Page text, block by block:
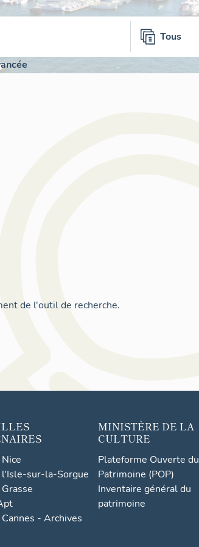
Tous
de l'outil de recherche.
sur-la-Sorgue
- Archives
MINISTÈRE DE LA
CULTURE
Plateforme Ouverte du
Patrimoine (POP)
Inventaire général du
patrimoine